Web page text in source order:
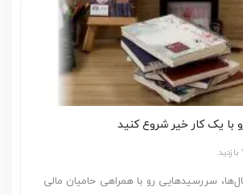
با یک کار خیر شروع کنید
سررسیدهایی رو با همراهی حامیان مالی